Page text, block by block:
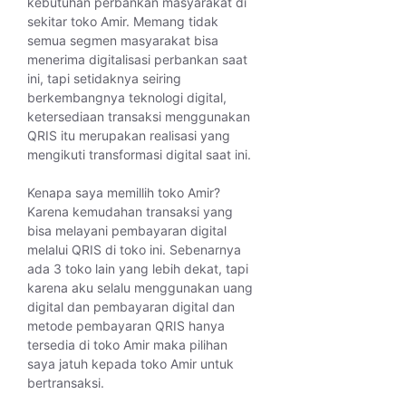
sekitar toko Amir. Memang tidak
semua segmen masyarakat bisa
menerima digitalisasi perbankan saat
ini, tapi setidaknya seiring
berkembangnya teknologi digital,
ketersediaan transaksi menggunakan
QRIS itu merupakan realisasi yang
mengikuti transformasi digital saat ini.
Kenapa saya memillih toko Amir?
Karena kemudahan transaksi yang
bisa melayani pembayaran digital
melalui QRIS di toko ini. Sebenarnya
ada 3 toko lain yang lebih dekat, tapi
karena aku selalu menggunakan uang
digital dan pembayaran digital dan
metode pembayaran QRIS hanya
tersedia di toko Amir maka pilihan
saya jatuh kepada toko Amir untuk
bertransaksi.